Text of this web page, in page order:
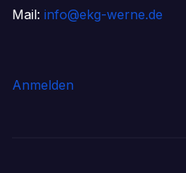
Mail: info@ekg-werne.de
Anmelden